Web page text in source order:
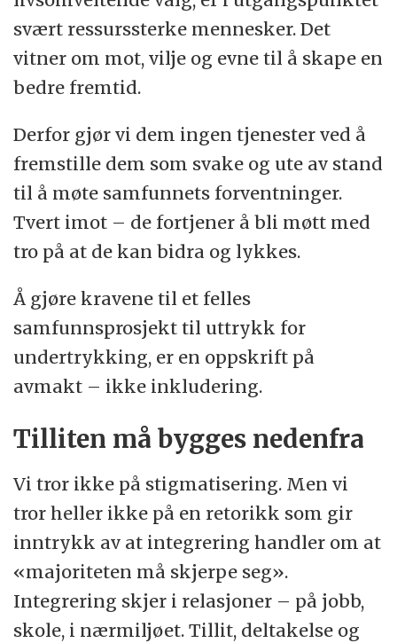
svært ressurssterke mennesker. Det
vitner om mot, vilje og evne til å skape en
bedre fremtid.
Derfor gjør vi dem ingen tjenester ved å
fremstille dem som svake og ute av stand
til å møte samfunnets forventninger.
Tvert imot – de fortjener å bli møtt med
tro på at de kan bidra og lykkes.
Å gjøre kravene til et felles
samfunnsprosjekt til uttrykk for
undertrykking, er en oppskrift på
avmakt – ikke inkludering.
Tilliten må bygges nedenfra
Vi tror ikke på stigmatisering. Men vi
tror heller ikke på en retorikk som gir
inntrykk av at integrering handler om at
«majoriteten må skjerpe seg».
Integrering skjer i relasjoner – på jobb,
skole, i nærmiljøet. Tillit, deltakelse og